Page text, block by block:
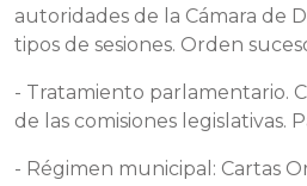
autoridades de la Cámara de
tipos de sesiones. Orden
- Tratamiento parlamentario.
de las comisiones legislativas.
- Régimen municipal: Cartas